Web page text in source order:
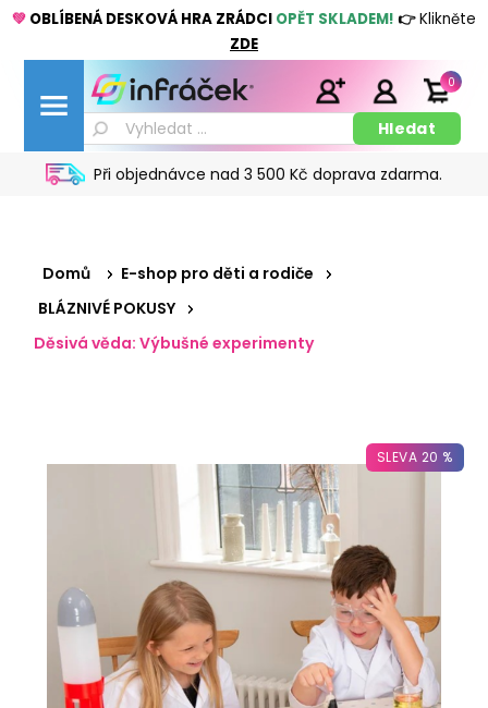
💚 OBLÍBENÁ DESKOVÁ HRA ZRÁDCI OPĚT SKLADEM! 👉Klikněte
ZDE
Při objednávce nad 3 500 Kč doprava zdarma.
0
Domů
E-shop pro děti a rodiče
BLÁZNIVÉ POKUSY
Děsivá věda: Výbušné experimenty
SLEVA 20 %